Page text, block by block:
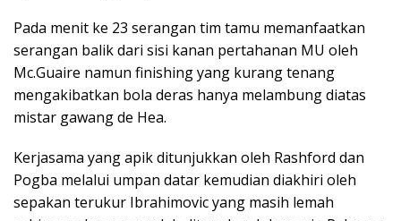
Pada menit ke 23 serangan tim tamu memanfaatkan
serangan balik dari sisi kanan pertahanan MU oleh
Mc.Guaire namun finishing yang kurang tenang
mengakibatkan bola deras hanya melambung diatas
mistar gawang de Hea.
Kerjasama yang apik ditunjukkan oleh Rashford dan
Pogba melalui umpan datar kemudian diakhiri oleh
sepakan terukur Ibrahimovic yang masih lemah